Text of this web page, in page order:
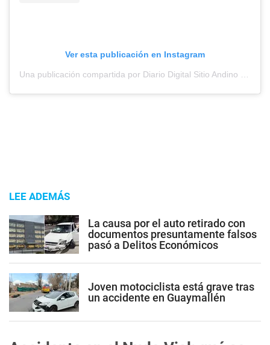
Ver esta publicación en Instagram
LEE ADEMÁS
La causa por el auto retirado con
documentos presuntamente falsos
pasó a Delitos Económicos
Joven motociclista está grave tras
un accidente en Guaymallén